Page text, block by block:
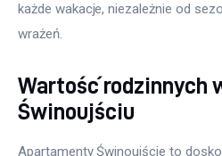
każde wakacje, niezależnie od
wrażeń.
Wartość rodzinnych
Świnoujściu
Apartamenty Świnoujście to